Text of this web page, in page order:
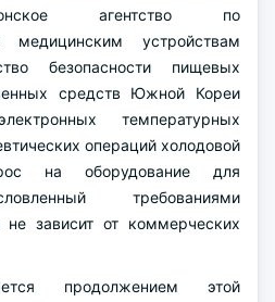
агентство по
медицинским устройствам
безопасности пищевых
средств Южной Кореи
температурных
операций холодовой
на оборудование для
требованиями
не зависит от коммерческих
продолжением этой